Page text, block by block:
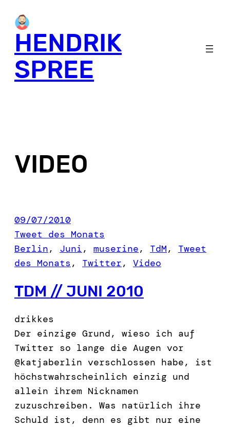
content
HENDRIK
SPREE
VIDEO
09/07/2010
Tweet des Monats
Berlin, Juni , muserine, TdM, Tweet
des Monats , Twitter, Video
TDM // JUNI 2010
drikkes
Der einzige Grund, wieso ich auf
Twitter so lange die Augen vor
@katjaberlin verschlossen habe, ist
höchstwahrscheinlich einzig und
allein ihrem Nicknamen
zuzuschreiben. Was natürlich ihre
Schuld ist, denn es gibt nur eine